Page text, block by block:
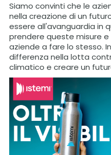
Siamo convinti che le
nella creazione di un
essere all'avanguardia in
prendere queste misure
aziende a fare lo stesso.
differenza nella lotta
climatico e creare un